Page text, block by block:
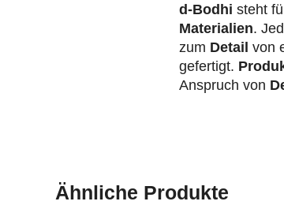
d-Bodhi steht
Materialien.
zum Detail von
gefertigt.
Anspruch von
Ähnliche Produkte